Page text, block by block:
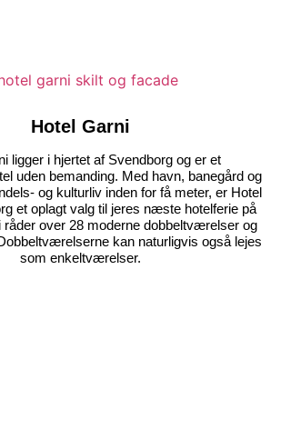
Hotel Garni
ligger i hjertet af Svendborg og er et
uden bemanding. Med havn, banegård og
og kulturliv inden for få meter, er Hotel
et oplagt valg til jeres næste hotelferie på
råder over 28 moderne dobbeltværelser og
kan naturligvis også lejes
som enkeltværelser.